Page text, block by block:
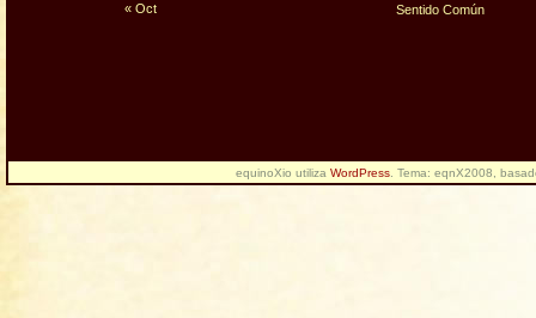
« Oct
Sentido Común
equinoXio utiliza WordPress . Tema: eqnX2008,